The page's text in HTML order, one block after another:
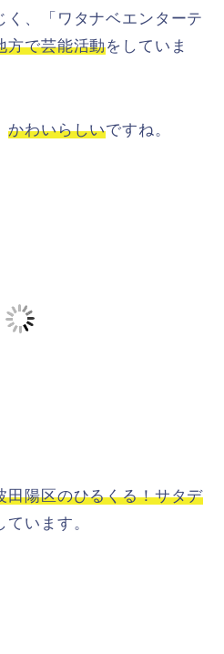
く、「ワタナベエンターテ
方で芸能活動をしていま
かわいらしいですね。
田陽区のひるくる！サタデ
います。